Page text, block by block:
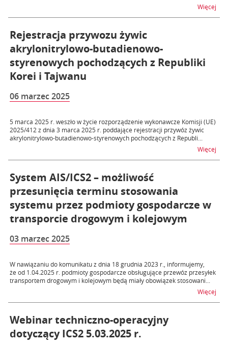
Więcej
Rejestracja przywozu żywic
akrylonitrylowo-butadienowo-
styrenowych pochodzących z Republiki
Korei i Tajwanu
06 marzec 2025
5 marca 2025 r. weszło w życie rozporządzenie wykonawcze Komisji (UE)
2025/412 z dnia 3 marca 2025 r. poddające rejestracji przywóz żywic
akrylonitrylowo-butadienowo-styrenowych pochodzących z Republi...
Więcej
System AIS/ICS2 – możliwość
przesunięcia terminu stosowania
systemu przez podmioty gospodarcze w
transporcie drogowym i kolejowym
03 marzec 2025
W nawiązaniu do komunikatu z dnia 18 grudnia 2023 r., informujemy,
że od 1.04.2025 r. podmioty gospodarcze obsługujące przewóz przesyłek
transportem drogowym i kolejowym będą miały obowiązek stosowani...
Więcej
Webinar techniczno-operacyjny
dotyczący ICS2 5.03.2025 r.